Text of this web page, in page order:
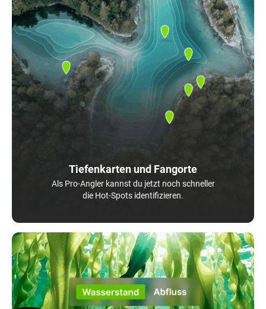
Tiefenkarten und Fangorte
Als Pro-Angler kannst du jetzt noch schneller
die Hot-Spots identifizieren.